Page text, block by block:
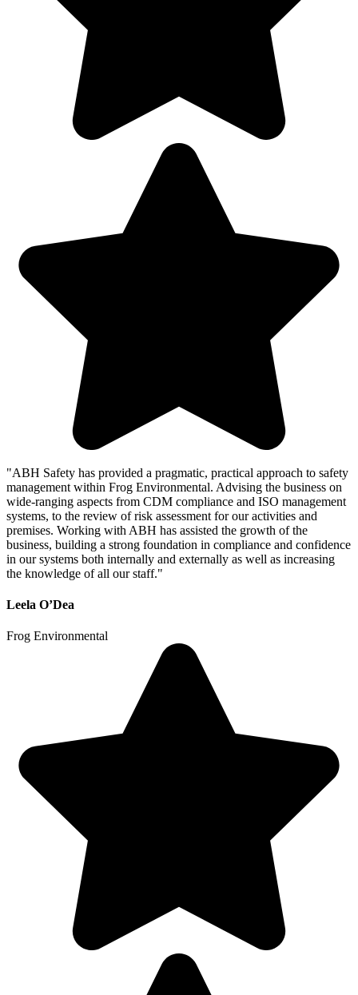
"ABH Safety has provided a pragmatic, practical approach to safety
management within Frog Environmental. Advising the business on
wide-ranging aspects from CDM compliance and ISO management
systems, to the review of risk assessment for our activities and
premises. Working with ABH has assisted the growth of the
business, building a strong foundation in compliance and confidence
in our systems both internally and externally as well as increasing
the knowledge of all our staff."
Leela O’Dea
Frog Environmental